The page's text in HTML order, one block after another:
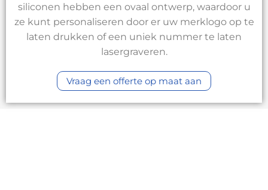
siliconen hebben een ovaal ontwerp, waardoor u
ze kunt personaliseren door er uw merklogo op te
laten drukken of een uniek nummer te laten
lasergraveren.
Vraag een offerte op maat aan